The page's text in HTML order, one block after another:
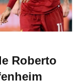
Roberto